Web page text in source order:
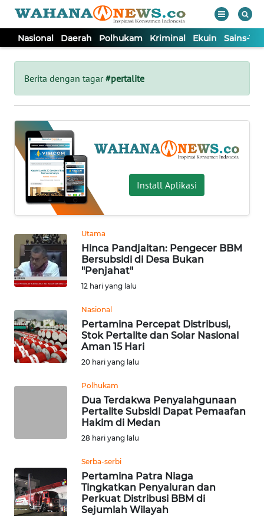
Nasional Daerah Polhukam Kriminal Ekuin Sains-
Berita dengan tagar#pertalite
Install Aplikasi
Utama
Hinca Pandjaitan: Pengecer BBM
Bersubsidi di Desa Bukan
"Penjahat"
12 hari yang lalu
Nasional
Pertamina Percepat Distribusi,
Stok Pertalite dan Solar Nasional
Aman 15 Hari
20 hari yang lalu
Polhukam
Dua Terdakwa Penyalahgunaan
Pertalite Subsidi Dapat Pemaafan
Hakim di Medan
28 hari yang lalu
Serba-serbi
Pertamina Patra Niaga
Tingkatkan Penyaluran dan
Perkuat Distribusi BBM di
Sejumlah Wilayah
Tutup
NASIONAL
DAERAH
POLHUKAM
KRIMINAL
EKUIN
SAINS-TEKNO
INTERNASIONAL
OPINI
EDITORIAL